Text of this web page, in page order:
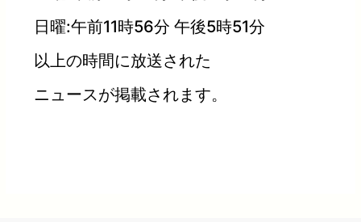
日曜:午前11時56分 午後5時51分
以上の時間に放送された
ニュースが掲載されます。